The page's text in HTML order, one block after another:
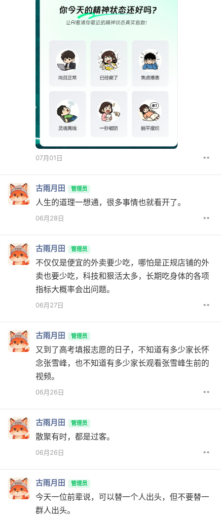
07月01日 ••
古雨月田 管理员
人生的道理一想通，很多事情也就看开了。
06月28日 ••
古雨月田 管理员
不仅仅是便宜的外卖要少吃，哪怕是正规店铺的外
卖也要少吃，科技和狠活太多，长期吃身体的各项
指标大概率会出问题。
06月27日 ••
古雨月田 管理员
又到了高考填报志愿的日子，不知道有多少家长怀
念张雪峰，也不知道有多少家长观看张雪峰生前的
视频。
06月26日 ••
古雨月田 管理员
散聚有时，都是过客。
06月26日 ••
古雨月田 管理员
今天一位前辈说，可以替一个人出头，但不要替一
群人出头。